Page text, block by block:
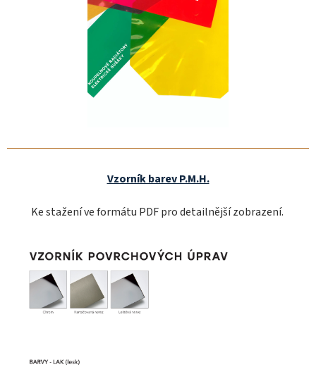
Vzorník barev P.M.H.
Ke stažení ve formátu PDF pro detailnější zobrazení.